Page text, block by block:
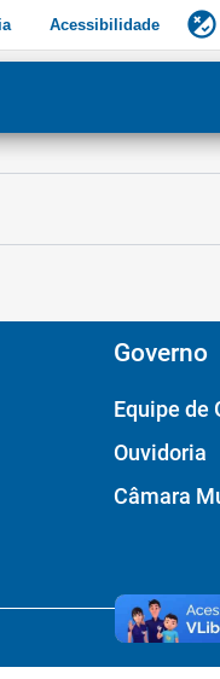
Acessibilidade flaky
Governo
Equipe de
Ouvidoria
Câmara